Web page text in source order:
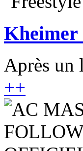
Kheimer
Après un
++